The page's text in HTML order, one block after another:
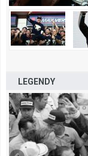
LEGENDY